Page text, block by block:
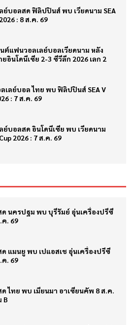
ย์บอลสด ฟิลิปปินส์ พบ เวียดนาม SEA
: 8 ส.ค. 69
ต์แฟนวอลเลย์บอลเวียดนาม หลัง
อินโดนีเซีย 2-3 ซีวีลีก 2026 เลก 2
เลย์บอล ไทย พบ ฟิลิปปินส์ SEA V
: 7 ส.ค. 69
ย์บอลสด อินโดนีเซีย พบ เวียดนาม
2026 : 7 ส.ค. 69
นครปฐม พบ บุรีรัมย์ อุ่นเครื่องปรีซี
ค. 69
แมนยู พบ เปแอสเช อุ่นเครื่องปรีซี
ค. 69
ไทย พบ เมียนมา อาเซียนคัพ 8 ส.ค.
B